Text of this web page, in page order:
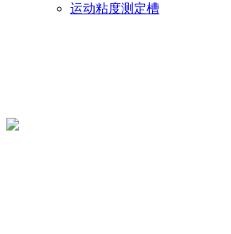
运动粘度测定槽